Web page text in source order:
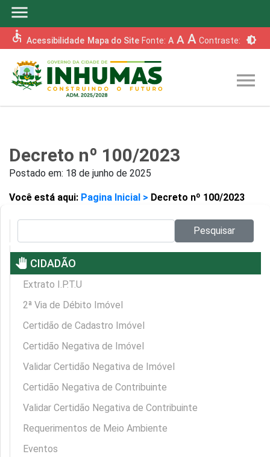
menu
accessible Acessibilidade Mapa do Site Fonte: A A A Contraste: brightness_6
menu
Decreto nº 100/2023
Postado em: 18 de junho de 2025
Você está aqui: Pagina Inicial > Decreto nº 100/2023
Pesquisar
pan_tool CIDADÃO
Extrato I.P.T.U
2ª Via de Débito Imóvel
Certidão de Cadastro Imóvel
Certidão Negativa de Imóvel
Validar Certidão Negativa de Imóvel
Certidão Negativa de Contribuinte
Validar Certidão Negativa de Contribuinte
Requerimentos de Meio Ambiente
Eventos